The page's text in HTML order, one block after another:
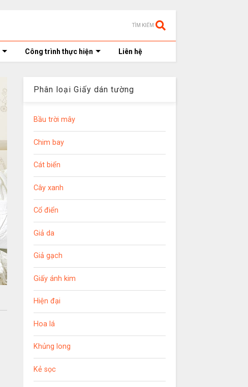
TÌM KIẾM
Công trình thực hiện Liên hệ
Phân loại Giấy dán tường
Bầu trời mây
Chim bay
Cát biển
Cây xanh
Cổ điển
Giả da
Giả gạch
Giấy ánh kim
Hiện đại
Hoa lá
Khủng long
Kẻ sọc